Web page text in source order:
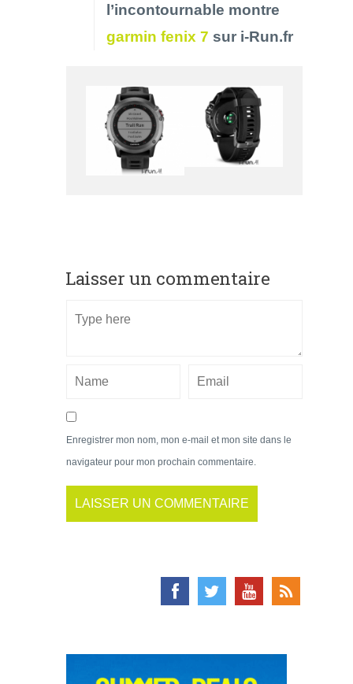
l’incontournable montre
garmin fenix 7 sur i-Run.fr
Laisser un commentaire
Enregistrer mon nom, mon e-mail et mon site dans le
navigateur pour mon prochain commentaire.